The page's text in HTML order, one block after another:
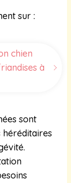
sur :
chien
à
sont
héréditaires